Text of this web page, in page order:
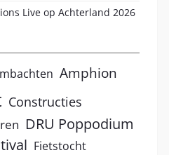
Live op Achterland 2026
Amphion
Constructies
DRU Poppodium
Fietstocht